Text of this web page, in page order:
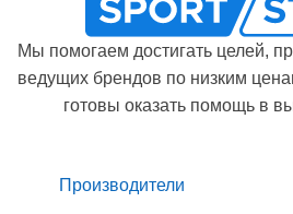
Мы помогаем достигать целей,
ведущих брендов по низким
готовы оказать помощь в
Производители